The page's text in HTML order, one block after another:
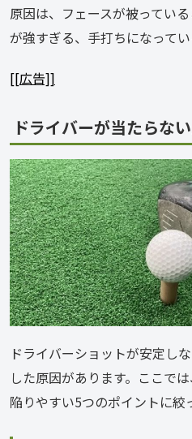
原因は、フェースが被ってい
が強すぎる、手打ちになってい
[[広告]]
ドライバーが当たらな
ドライバーショットが安定し
した原因があります。ここで
陥りやすい5つのポイントに絞